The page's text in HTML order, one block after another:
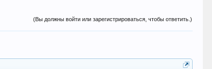
(Вы должны войти или зарегистрироваться, чтобы ответить.)